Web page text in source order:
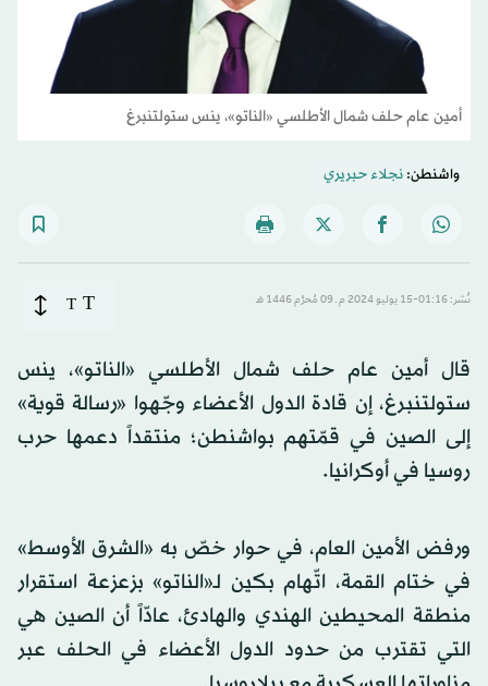
أمين عام حلف شمال الأطلسي «الناتو»، ينس ستولتنبرغ
واشنطن:نجلاء حبريري
نُشر: 01:16-15 يوليو 2024 م ـ 09 مُحرَّم 1446 هـ T
T
قال أمين عام حلف شمال الأطلسي «الناتو»، ينس
ستولتنبرغ، إن قادة الدول الأعضاء وجّهوا «رسالة قوية»
إلى الصين في قمّتهم بواشنطن؛ منتقداً دعمها حرب
روسيا في أوكرانيا.
ورفض الأمين العام، في حوار خصّ به «الشرق الأوسط»
في ختام القمة، اتّهام بكين لـ«الناتو» بزعزعة استقرار
منطقة المحيطين الهندي والهادئ، عادّاً أن الصين هي
التي تقترب من حدود الدول الأعضاء في الحلف عبر